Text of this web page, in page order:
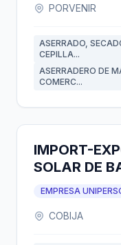
PORVENIR
ASERRADO,
CEPILLA...
ASERRADERO DE
COMERC...
IMPORT-
SOLAR DE
EMPRESA
COBIJA